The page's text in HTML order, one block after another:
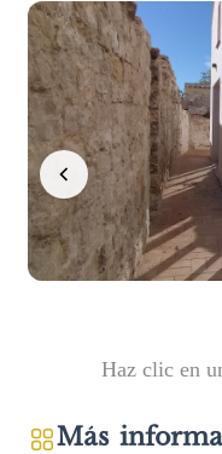
Haz clic en
Más